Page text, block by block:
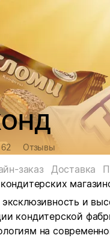
62 Отзывы
заказ Доставка
и
кондитерской
на